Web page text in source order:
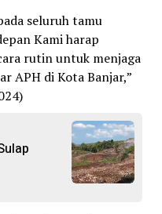
seluruh tamu
Kami harap
rutin untuk menjaga
APH di Kota Banjar,”